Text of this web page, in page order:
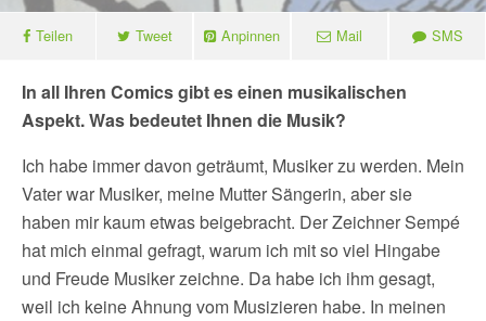
Teilen Tweet Anpinnen Mail SMS
In all Ihren Comics gibt es einen musikalischen
Aspekt. Was bedeutet Ihnen die Musik?
Ich habe immer davon geträumt, Musiker zu werden. Mein
Vater war Musiker, meine Mutter Sängerin, aber sie
haben mir kaum etwas beigebracht. Der Zeichner Sempé
hat mich einmal gefragt, warum ich mit so viel Hingabe
und Freude Musiker zeichne. Da habe ich ihm gesagt,
weil ich keine Ahnung vom Musizieren habe. In meinen